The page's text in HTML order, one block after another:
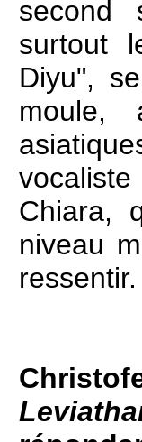
second
surtout
Diyu",
moule,
Chiara,
niveau
ressentir.